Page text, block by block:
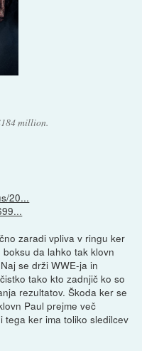
million.
20...
zaradi vpliva v ringu ker
da lahko tak klovn
se drži WWE-ja in
tako kto zadnjič ko so
rezultatov. Škoda ker se
Paul prejme več
tega ker ima toliko sledilcev